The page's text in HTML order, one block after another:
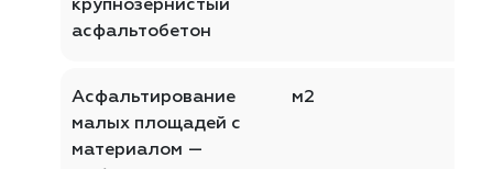
крупнозернистый
асфальтобетон
Асфальтирование
малых площадей с
материалом —
м2